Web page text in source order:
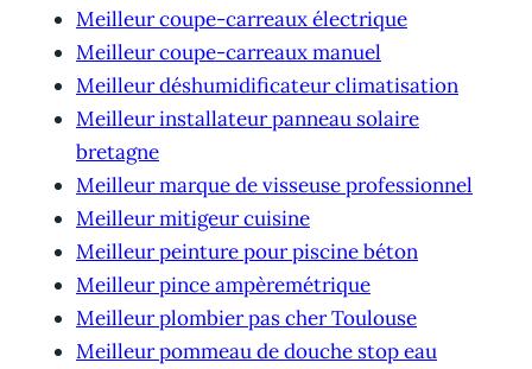
Meilleur coupe-carreaux électrique
Meilleur coupe-carreaux manuel
Meilleur déshumidificateur climatisation
Meilleur installateur panneau solaire
bretagne
Meilleur marque de visseuse professionnel
Meilleur mitigeur cuisine
Meilleur peinture pour piscine béton
Meilleur pince ampèremétrique
Meilleur plombier pas cher Toulouse
Meilleur pommeau de douche stop eau